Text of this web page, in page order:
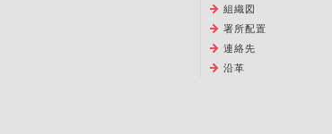
組織図
署所配置
連絡先
沿革